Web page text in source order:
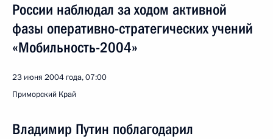
России наблюдал за ходом активной
фазы оперативно-стратегических учений
«Мобильность-2004»
23 июня 2004 года, 07:00
Приморский Край
Владимир Путин поблагодарил